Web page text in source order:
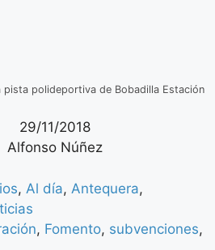
pista polideportiva de Bobadilla Estación
29/11/2018
Alfonso Núñez
, Al día, Antequera,
, Fomento, subvenciones,